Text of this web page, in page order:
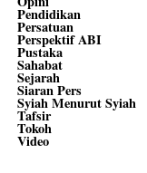
Pendidikan
Persatuan
Perspektif ABI
Pustaka
Sahabat
Sejarah
Siaran Pers
Syiah Menurut Syiah
Tafsir
Tokoh
Video